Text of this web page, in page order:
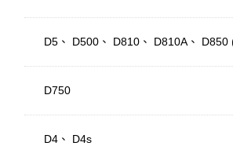
D5、 D500、 D810、 D810A、 D850
D750
D4、 D4s